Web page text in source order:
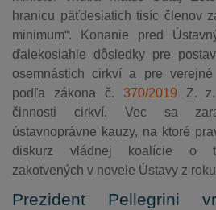
hranicu päťdesiatich tisíc členov
minimum“. Konanie pred
ďalekosiahle dôsledky pre
osemnástich cirkví a pre verejné
podľa zákona č. 370/2019 Z. z.
činnosti cirkví. Vec sa
ústavnoprávne kauzy, na ktoré
diskurz vládnej koalície o
zakotvených v novele Ústavy z
Prezident Pellegrini